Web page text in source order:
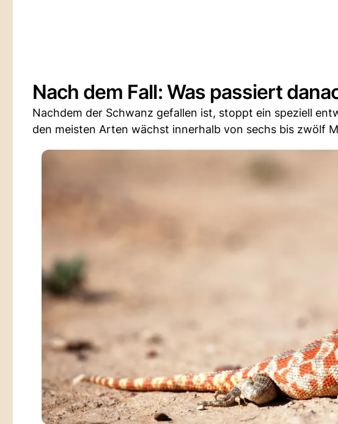
Nach dem Fall: Was passiert
Nachdem der Schwanz gefallen ist, stoppt ein speziell
den meisten Arten wächst innerhalb von sechs bis zwölf